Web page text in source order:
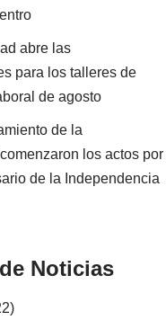
abre las
para los talleres de
de agosto
de la
los actos por
de la Independencia
Noticias